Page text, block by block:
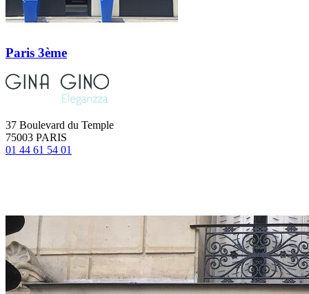
Paris 3ème
37 Boulevard du Temple
75003 PARIS
01 44 61 54 01